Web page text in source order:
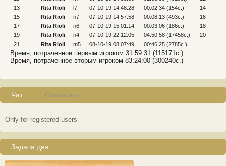
13
Rita Rioli l7 07-10-19 14:48:28 00:02:34 (154c.)
14
15
Rita Rioli n7 07-10-19 14:57:58 00:08:13 (493c.)
16
17
Rita Rioli n6 07-10-19 15:01:14 00:03:06 (186c.)
18
19
Rita Rioli n4 07-10-19 22:12:05 04:50:58 (17458c.)
20
21
Rita Rioli m5 08-10-19 08:07:49 00:46:25 (2785c.)
Время, потраченное первым игроком 31:59:31 (115171c.)
Время, потраченное вторым игроком 83:24:00 (300240c.)
Чат Отключить
Only for registered users
Задача дня